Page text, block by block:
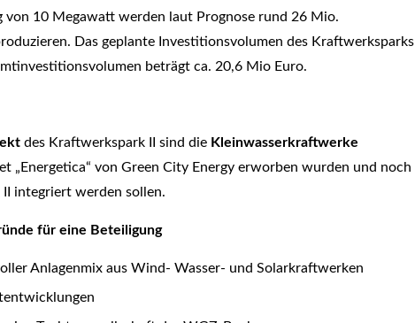
von 10 Megawatt werden laut Prognose rund 26 Mio.
Das geplante Investitionsvolumen des Kraftwerksparks
beträgt ca. 20,6 Mio Euro.
des Kraftwerkspark II sind die Kleinwasserkraftwerke
„Energetica“ von Green City Energy erworben wurden und noch
integriert werden sollen.
für eine Beteiligung
Anlagenmix aus Wind- Wasser- und Solarkraftwerken